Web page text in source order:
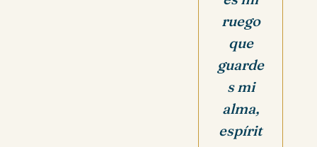
ruego
que
guarde
s mi
alma,
espírit